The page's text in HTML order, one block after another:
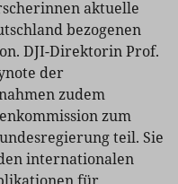
aktuelle
bezogenen
DJI-Direktorin Prof.
der
zudem
zum
teil. Sie
internationalen